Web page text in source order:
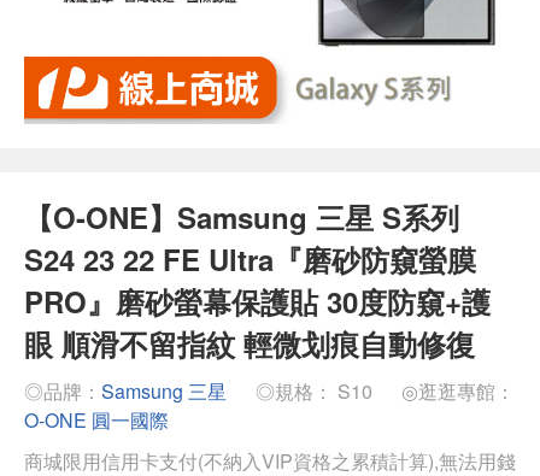
【O-ONE】Samsung 三星 S系列
S24 23 22 FE Ultra『磨砂防窺螢膜
PRO』磨砂螢幕保護貼 30度防窺+護
眼 順滑不留指紋 輕微划痕自動修復
◎品牌： Samsung 三星 ◎規格： S10
◎逛逛專館：
O-ONE 圓一國際
商城限用信用卡支付(不納入VIP資格之累積計算),無法用錢